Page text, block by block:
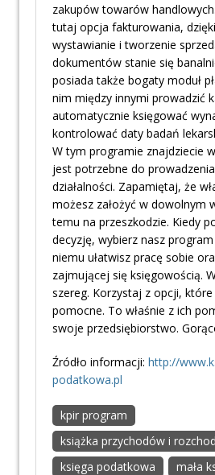
zakupów towarów
tutaj opcja fakturowania,
wystawianie i tworzenie
dokumentów stanie się
posiada także bogaty moduł
nim między innymi prowadzić
automatycznie księgować
kontrolować daty badań
W tym programie znajdziecie
jest potrzebne do
działalności. Zapamiętaj, że
możesz założyć w dowolnym
temu na przeszkodzie. Kiedy
decyzję, wybierz nasz
niemu ułatwisz pracę sobie
zajmującej się księgowością.
szereg. Korzystaj z opcji,
pomocne. To właśnie z ich
swoje przedsiębiorstwo.
Źródło informacji: http://
podatkowa.pl
kpir program
książka przychodów i
księga podatkowa
mała